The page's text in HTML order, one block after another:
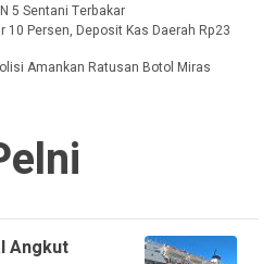
5 Sentani Terbakar
10 Persen, Deposit Kas Daerah Rp23
Amankan Ratusan Botol Miras
Angkut